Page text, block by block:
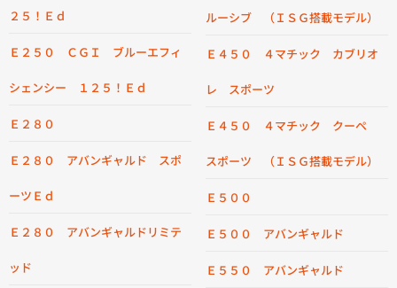
２５！Ｅｄ
Ｅ２５０ ＣＧＩ ブルーエフィ
シェンシー １２５！Ｅｄ
Ｅ２８０
Ｅ２８０ アバンギャルド スポ
ーツＥｄ
Ｅ２８０ アバンギャルドリミテ
ッド
ルーシブ （ＩＳＧ搭載モデル）
Ｅ４５０ ４マチック カブリオ
レ スポーツ
Ｅ４５０ ４マチック クーペ
スポーツ （ＩＳＧ搭載モデル）
Ｅ５００
Ｅ５００ アバンギャルド
Ｅ５５０ アバンギャルド